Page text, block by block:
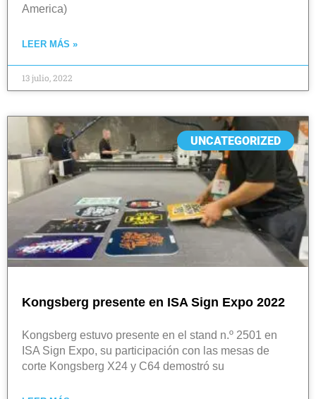
America)
LEER MÁS »
13 julio, 2022
UNCATEGORIZED
Kongsberg presente en ISA Sign Expo 2022
Kongsberg estuvo presente en el stand n.º 2501 en
ISA Sign Expo, su participación con las mesas de
corte Kongsberg X24 y C64 demostró su